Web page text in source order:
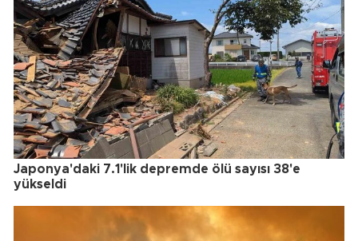
Japonya'daki 7.1'lik depremde ölü sayısı 38'e
yükseldi